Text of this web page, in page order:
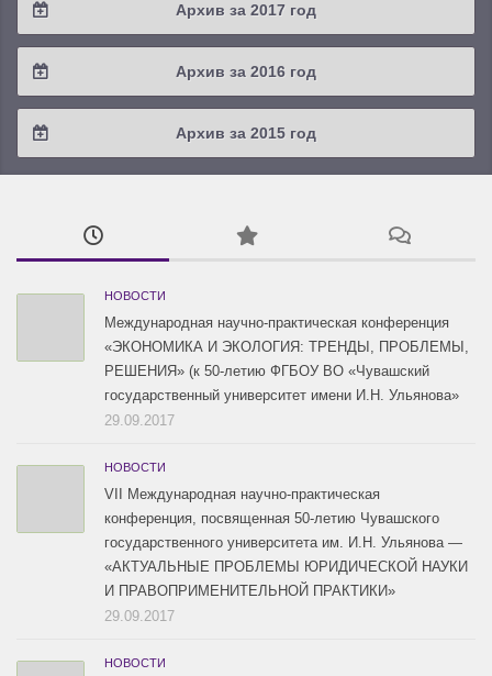
2020 / #1
2019 / #1
2018 / #3
2018 / #1
Архив за 2017 год
2017 / #4
2017 / #3
Архив за 2016 год
2016 / #4
2016 / #3
Архив за 2015 год
2015 / #3
2015 / #2
НОВОСТИ
Международная научно-практическая конференция
«ЭКОНОМИКА И ЭКОЛОГИЯ: ТРЕНДЫ, ПРОБЛЕМЫ,
РЕШЕНИЯ» (к 50-летию ФГБОУ ВО «Чувашский
государственный университет имени И.Н. Ульянова»
29.09.2017
НОВОСТИ
VII Международная научно-практическая
конференция, посвященная 50-летию Чувашского
государственного университета им. И.Н. Ульянова —
«АКТУАЛЬНЫЕ ПРОБЛЕМЫ ЮРИДИЧЕСКОЙ НАУКИ
И ПРАВОПРИМЕНИТЕЛЬНОЙ ПРАКТИКИ»
29.09.2017
НОВОСТИ